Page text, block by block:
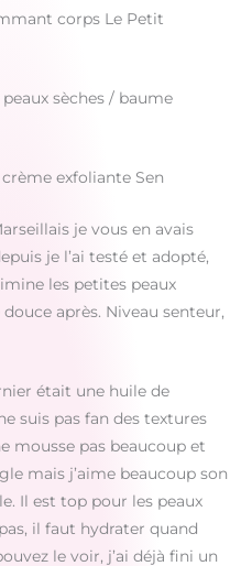
corps Le Petit
sèches / baume
exfoliante Sen
je vous en avais
je l’ai testé et adopté,
les petites peaux
après. Niveau senteur,
était une huile de
suis pas fan des textures
mousse pas beaucoup et
mais j’aime beaucoup son
Il est top pour les peaux
il faut hydrater quand
le voir, j’ai déjà fini un